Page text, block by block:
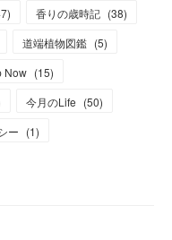
) 香りの歳時記 (38)
道端植物図鑑 (5)
Now (15)
今月のLife (50)
ー (1)